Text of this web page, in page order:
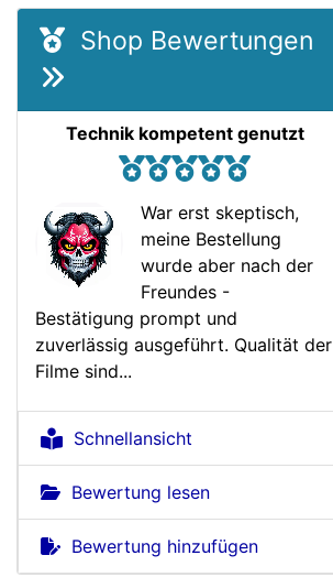
Shop Bewertungen
Technik kompetent genutzt
War erst skeptisch,
meine Bestellung
wurde aber nach der
Freundes -
Bestätigung prompt und
zuverlässig ausgeführt. Qualität der
Filme sind...
Schnellansicht
Bewertung lesen
Bewertung hinzufügen